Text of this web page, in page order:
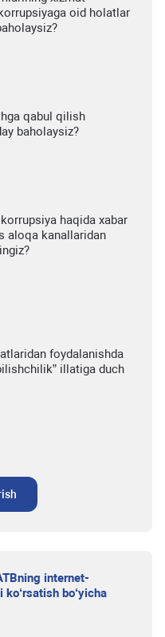
oid holatlar
qabul qilish
baholaysiz?
haqida xabar
aloqa kanallaridan
foydalanishda
illatiga duch
internet-
bo‘yicha